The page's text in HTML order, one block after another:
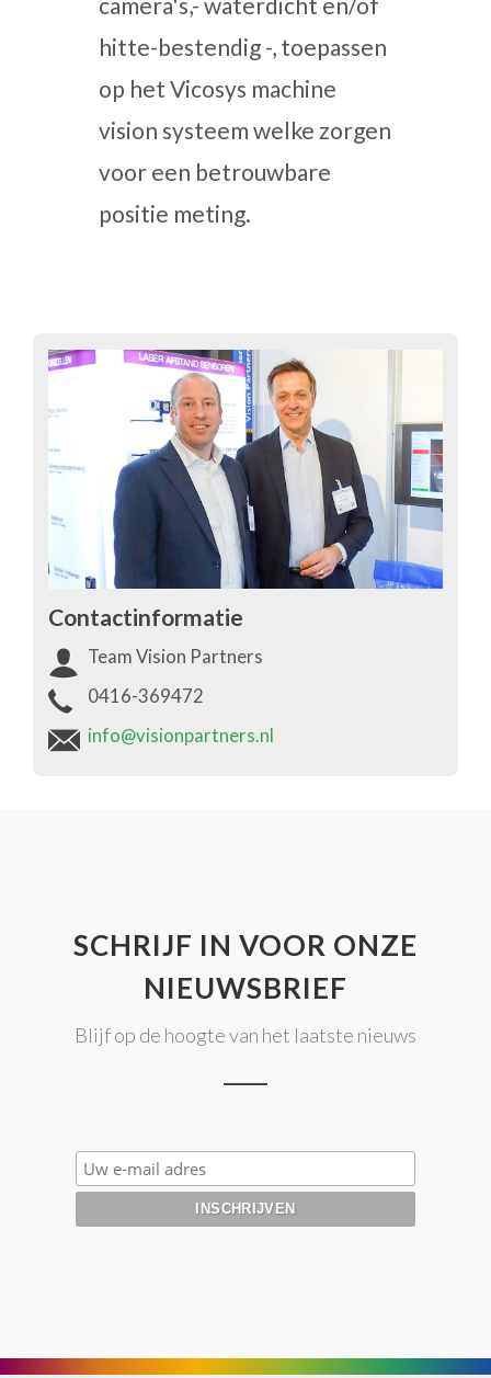
hitte-bestendig -, toepassen
op het Vicosys machine
vision systeem welke zorgen
voor een betrouwbare
positie meting.
Contactinformatie
Team Vision Partners
0416-369472
info@visionpartners.nl
SCHRIJF IN VOOR ONZE
NIEUWSBRIEF
Blijf op de hoogte van het laatste nieuws